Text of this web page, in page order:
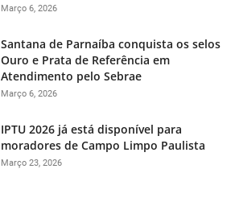
Março 6, 2026
Santana de Parnaíba conquista os selos
Ouro e Prata de Referência em
Atendimento pelo Sebrae
Março 6, 2026
IPTU 2026 já está disponível para
moradores de Campo Limpo Paulista
Março 23, 2026